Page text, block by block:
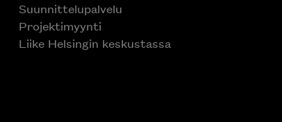
Suunnittelupalvelu
Projektimyynti
Liike Helsingin keskustassa